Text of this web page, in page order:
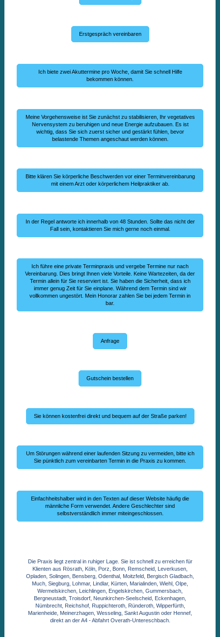
Erstgespräch vereinbaren
Ich biete zwei Akuttermine pro Woche, damit Sie schnell Hilfe
bekommen können.
Meine Vorgehensweise ist Sie zunächst zu stabilisieren, Ihr vegetatives
Nervensystem zu beruhigen und neue Energie aufzubauen. Es ist
wichtig, dass Sie sich zuerst sicher und gestärkt fühlen, bevor
belastende Themen angeschaut werden können.
Bitte klären Sie körperliche Beschwerden vor einer Terminvereinbarung
mit einem Arzt oder körperlichem Heilpraktiker ab.
In der Regel antworte ich innerhalb von 48 Stunden. Sollte das nicht der
Fall sein, kontaktieren Sie mich gerne noch einmal.
Ich führe eine private Terminpraxis und vergebe Termine nur nach
Vereinbarung. Dies bringt Ihnen viele Vorteile. Keine Wartezeiten, da der
Termin allein für Sie reserviert ist. Sie haben die Sicherheit, dass ich
immer genug Zeit für Sie einplane. Während dem Termin sind wir
vollkommen ungestört. Mein Honorar zahlen Sie bei jedem Termin in
bar.
Anfrage
Gutschein bestellen
Sie können kostenfrei direkt und bequem auf der Straße parken!
Um Störungen während einer laufenden Sitzung zu vermeiden, bitte ich
Sie pünktlich zum vereinbarten Termin in die Praxis zu kommen.
Einfachheitshalber wird in den Texten auf dieser Website häufig die
männliche Form verwendet. Andere Geschlechter sind
selbstverständlich immer miteingeschlossen.
Die Praxis liegt zentral in ruhiger Lage. Sie ist schnell zu erreichen für
Klienten aus Rösrath, Köln, Porz, Bonn, Remscheid, Leverkusen,
Opladen, Solingen, Bensberg, Odenthal, Moitzfeld, Bergisch Gladbach,
Much, Siegburg, Lohmar, Lindlar, Kürten, Marialinden, Wiehl, Olpe,
Wermelskirchen, Leichlingen, Engelskirchen, Gummersbach,
Bergneustadt, Troisdorf, Neunkirchen-Seelscheid, Eckenhagen,
Nümbrecht, Reichshof, Ruppichteroth, Ründeroth, Wipperfürth,
Marienheide, Meinerzhagen, Wesseling, Sankt Augustin oder Hennef,
direkt an der A4 - Abfahrt Overath-Untereschbach.